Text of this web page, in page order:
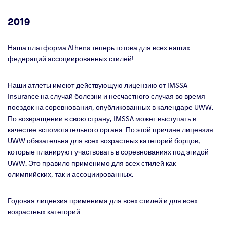
2019
Наша платформа Athena теперь готова для всех наших
федераций ассоциированных стилей!
Наши атлеты имеют действующую лицензию от IMSSA
Insurance на случай болезни и несчастного случая во время
поездок на соревнования, опубликованных в календаре UWW.
По возвращении в свою страну, IMSSA может выступать в
качестве вспомогательного органа. По этой причине лицензия
UWW обязательна для всех возрастных категорий борцов,
которые планируют участвовать в соревнованиях под эгидой
UWW. Это правило применимо для всех стилей как
олимпийских, так и ассоциированных.
Годовая лицензия применима для всех стилей и для всех
возрастных категорий.